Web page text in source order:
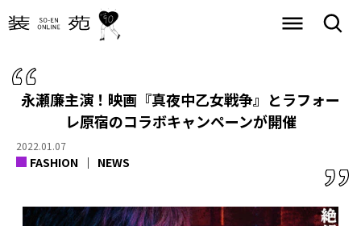
永瀬廉主演！映画『真夜中乙女戦争』とラフォー
レ原宿のコラボキャンペーンが開催
2022.01.07
FASHION NEWS